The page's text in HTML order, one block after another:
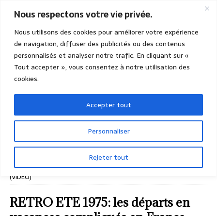
Nous respectons votre vie privée.
Nous utilisons des cookies pour améliorer votre expérience
de navigation, diffuser des publicités ou des contenus
personnalisés et analyser notre trafic. En cliquant sur «
Tout accepter », vous consentez à notre utilisation des
cookies.
Personnaliser
Rejeter tout
Accepter tout
ACTUALITÉS GÉNÉRALES ET NATIONALES
RETRO ETE 1975: les départs en vacances compliqués en France
(VIDEO)
RETRO ETE 1975: les départs en